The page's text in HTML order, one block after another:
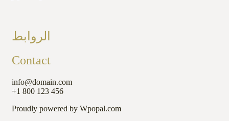
الروابط
Contact
info@domain.com
+1 800 123 456
Proudly powered by Wpopal.com